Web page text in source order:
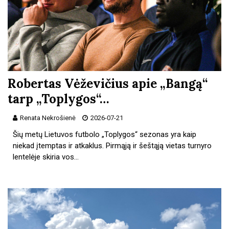
Robertas Vėževičius apie „Bangą“
tarp „Toplygos“…
Renata Nekrošienė 2026-07-21
Šių metų Lietuvos futbolo „Toplygos“ sezonas yra kaip
niekad įtemptas ir atkaklus. Pirmąją ir šeštąją vietas turnyro
lentelėje skiria vos…